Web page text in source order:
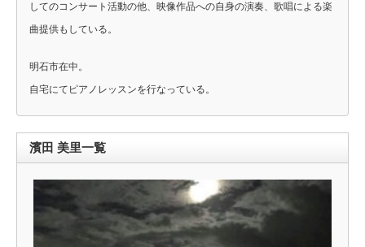
してのコンサート活動の他、映像作品への自身の演奏、歌唱による楽
曲提供もしている。
明石市在中。
自宅にてピアノレッスンを行なっている。
濱田 美里一覧